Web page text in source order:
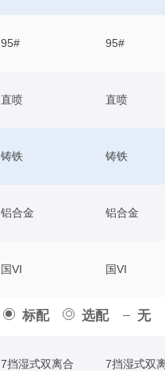
标配 选配 无
95# 95#
直喷 直喷
铸铁 铸铁
铝合金 铝合金
国VI 国VI
7挡湿式双离合 7挡湿式双